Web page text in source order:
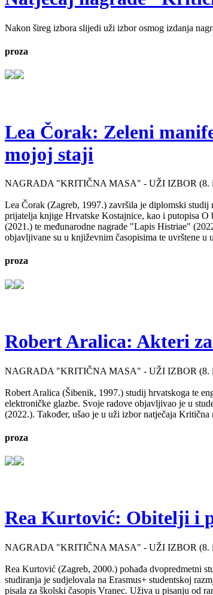
Nakon šireg izbora slijedi uži izbor osmog izdanja
proza
Lea Čorak: Zeleni
mojoj staji
NAGRADA "KRITIČNA MASA" - UŽI IZBOR (8.
Lea Čorak (Zagreb, 1997.) završila je diplomski
prijatelja knjige Hrvatske Kostajnice, kao i putopisa
(2021.) te međunarodne nagrade "Lapis Histriae"
objavljivane su u književnim časopisima te uvrštene
proza
Robert Aralica: Akteri
NAGRADA "KRITIČNA MASA" - UŽI IZBOR (8.
Robert Aralica (Šibenik, 1997.) studij hrvatskoga te
elektroničke glazbe. Svoje radove objavljivao je u
(2022.). Također, ušao je u uži izbor natječaja
proza
Rea Kurtović: Obitelji i
NAGRADA "KRITIČNA MASA" - UŽI IZBOR (8.
Rea Kurtović (Zagreb, 2000.) pohađa dvopredmetni
studiranja je sudjelovala na Erasmus+ studentskoj
pisala za školski časopis Vranec. Uživa u pisanju od